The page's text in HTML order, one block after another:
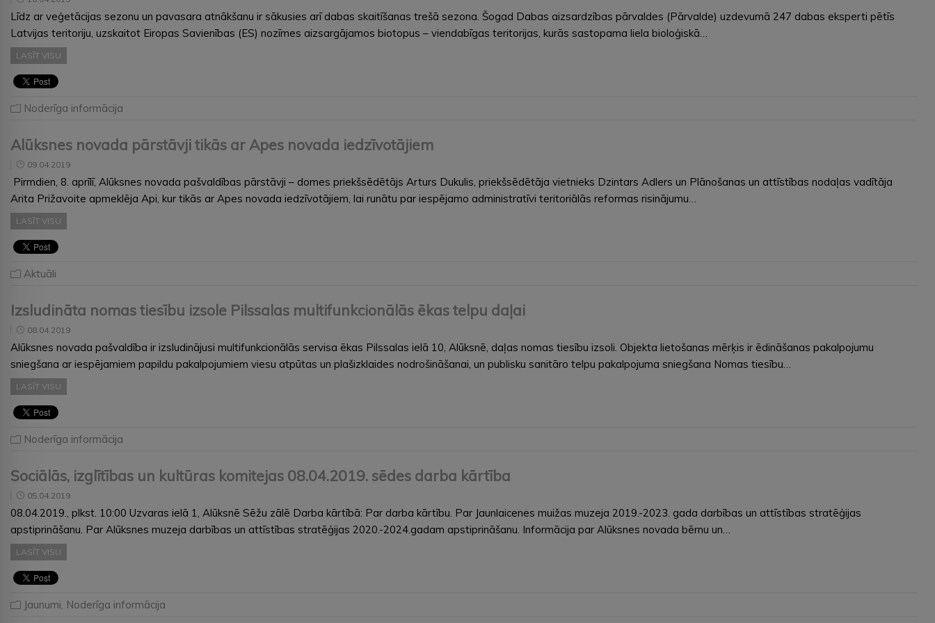
Līdz ar veģetācijas sezonu un pavasara atnākšanu ir sākusies arī dabas skaitīšanas trešā sezona. Šogad Dabas aizsardzības pārvaldes (Pārvalde) uzdevumā 247 dabas eksperti pētīs
Latvijas teritoriju, uzskaitot Eiropas Savienības (ES) nozīmes aizsargājamos biotopus – viendabīgas teritorijas, kurās sastopama liela bioloģiskā…
LASĪT VISU
Noderīga informācija
Alūksnes novada pārstāvji tikās ar Apes novada iedzīvotājiem
09.04.2019
Pirmdien, 8. aprīlī, Alūksnes novada pašvaldības pārstāvji – domes priekšsēdētājs Arturs Dukulis, priekšsēdētāja vietnieks Dzintars Adlers un Plānošanas un attīstības nodaļas vadītāja
Arita Prižavoite apmeklēja Api, kur tikās ar Apes novada iedzīvotājiem, lai runātu par iespējamo administratīvi teritoriālās reformas risinājumu…
LASĪT VISU
Aktuāli
Izsludināta nomas tiesību izsole Pilssalas multifunkcionālās ēkas telpu daļai
08.04.2019
Alūksnes novada pašvaldība ir izsludinājusi multifunkcionālās servisa ēkas Pilssalas ielā 10, Alūksnē, daļas nomas tiesību izsoli. Objekta lietošanas mērķis ir ēdināšanas pakalpojumu
sniegšana ar iespējamiem papildu pakalpojumiem viesu atpūtas un plašizklaides nodrošināšanai, un publisku sanitāro telpu pakalpojuma sniegšana Nomas tiesību…
LASĪT VISU
Noderīga informācija
Sociālās, izglītības un kultūras komitejas 08.04.2019. sēdes darba kārtība
05.04.2019
08.04.2019., plkst. 10:00 Uzvaras ielā 1, Alūksnē Sēžu zālē Darba kārtībā: Par darba kārtību. Par Jaunlaicenes muižas muzeja 2019.-2023. gada darbības un attīstības stratēģijas
apstiprināšanu. Par Alūksnes muzeja darbības un attīstības stratēģijas 2020.-2024.gadam apstiprināšanu. Informācija par Alūksnes novada bērnu un…
LASĪT VISU
Jaunumi, Noderīga informācija